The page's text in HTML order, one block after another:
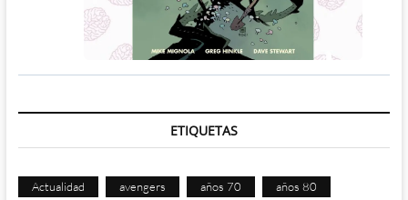
ETIQUETAS
Actualidad avengers años 70 años 80